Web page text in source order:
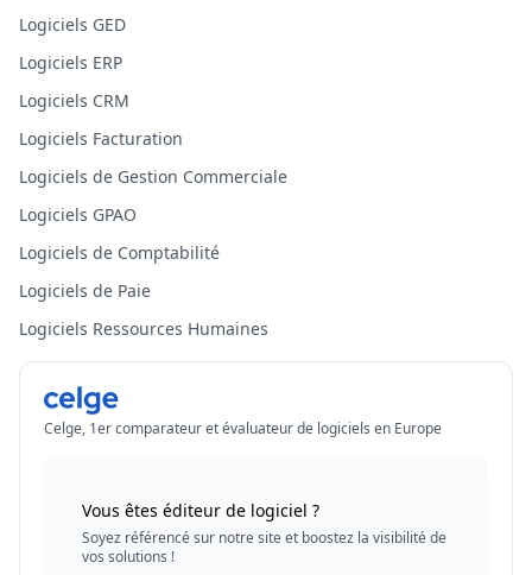
Logiciels GED
Logiciels ERP
Logiciels CRM
Logiciels Facturation
Logiciels de Gestion Commerciale
Logiciels GPAO
Logiciels de Comptabilité
Logiciels de Paie
Logiciels Ressources Humaines
Celge, 1er comparateur et évaluateur de logiciels en Europe
Vous êtes éditeur de logiciel ?
Soyez référencé sur notre site et boostez la visibilité de
vos solutions !